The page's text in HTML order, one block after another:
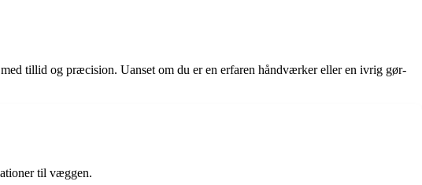
tillid og præcision. Uanset om du er en erfaren håndværker eller en ivrig gør-
til væggen.